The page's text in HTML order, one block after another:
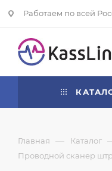
Работаем по всей
Главная — Каталог
Проводной сканер